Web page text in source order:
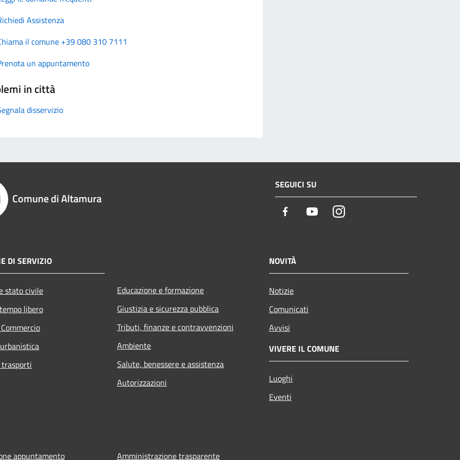
Assistenza
il comune +39 080 310 7111
un appuntamento
in città
disservizio
Comune di Altamura
SEGUICI SU
Facebook YoutubeInstagram
DI SERVIZIO
stato civile
libero
Educazione e formazione
Giustizia e sicurezza pubblica
Tributi, finanze e contravvenzioni
Ambiente
Salute, benessere e assistenza
Autorizzazioni
NOVITÀ
Notizie
Comunicati
Avvisi
VIVERE IL COMUNE
Luoghi
Eventi
appuntamento Amministrazione trasparente